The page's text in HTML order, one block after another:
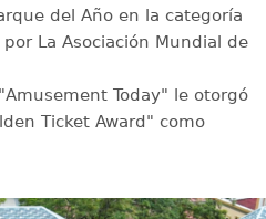
del Año en la categoría
La Asociación Mundial de
Today" le otorgó
Ticket Award" como